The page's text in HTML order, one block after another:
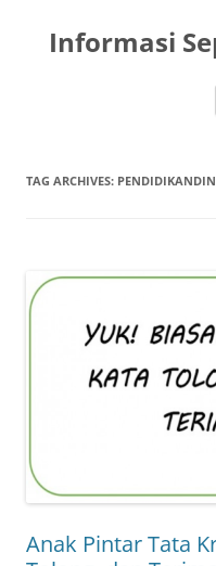
content
Informasi
TAG ARCHIVES:
Anak Pintar Tata